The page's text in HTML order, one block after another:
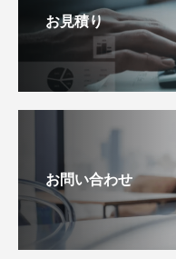
お見積り
お問い合わせ